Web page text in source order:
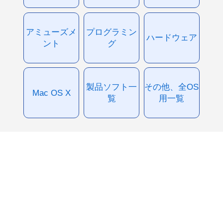
アミューズメ
ント
プログラミン
グ
ハードウェア
Mac OS X
製品ソフト一
覧
その他、全OS
用一覧